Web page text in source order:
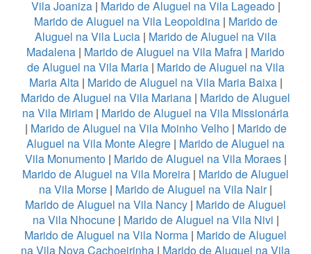
Vila Joaniza| Marido de Aluguel na Vila Lageado|
Marido de Aluguel na Vila Leopoldina| Marido de
Aluguel na Vila Lucia | Marido de Aluguel na Vila
Madalena | Marido de Aluguel na Vila Mafra | Marido
de Aluguel na Vila Maria| Marido de Aluguel na Vila
Maria Alta| Marido de Aluguel na Vila Maria Baixa|
Marido de Aluguel na Vila Mariana | Marido de Aluguel
na Vila Miriam | Marido de Aluguel na Vila Missionária
| Marido de Aluguel na Vila Moinho Velho| Marido de
Aluguel na Vila Monte Alegre | Marido de Aluguel na
Vila Monumento| Marido de Aluguel na Vila Moraes|
Marido de Aluguel na Vila Moreira | Marido de Aluguel
na Vila Morse | Marido de Aluguel na Vila Nair|
Marido de Aluguel na Vila Nancy | Marido de Aluguel
na Vila Nhocune| Marido de Aluguel na Vila Nivi |
Marido de Aluguel na Vila Norma | Marido de Aluguel
na Vila Nova Cachoeirinha | Marido de Aluguel na Vila